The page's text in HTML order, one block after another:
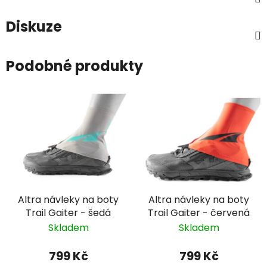
Diskuze
Podobné produkty
Altra návleky na boty
Trail Gaiter - šedá
Skladem
799 Kč
Altra návleky na boty
Trail Gaiter - červená
Skladem
799 Kč